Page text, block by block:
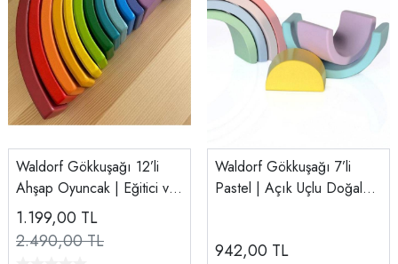
Waldorf Gökkuşağı 12’li
Ahşap Oyuncak | Eğitici ve
Doğal Açık Uçlu Oyun Seti
1.199,00 TL
2.490,00 TL
Waldorf Gökkuşağı 7’li
Pastel | Açık Uçlu Doğal
942,00 TL